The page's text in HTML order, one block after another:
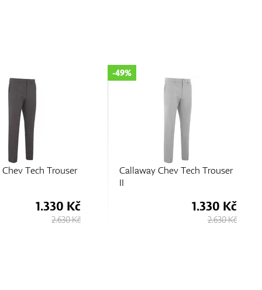
Tech Trouser
1.330 Kč
2.630 Kč
Callaway Chev Tech Trouser
II
-49%
1.330 Kč
2.630 Kč